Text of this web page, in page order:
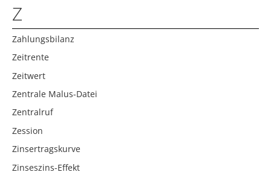
Z
Zahlungsbilanz
Zeitrente
Zeitwert
Zentrale Malus-Datei
Zentralruf
Zession
Zinsertragskurve
Zinseszins-Effekt